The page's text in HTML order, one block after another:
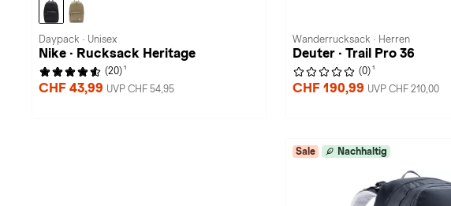
Daypack · Unisex
Nike · Rucksack Heritage
(20) 1
CHF 43,99 UVP CHF 54,95
Wanderrucksack · Herren
Deuter · Trail Pro 36
(0) 1
CHF 190,99 UVP CHF 210,00
Sale Nachhaltig